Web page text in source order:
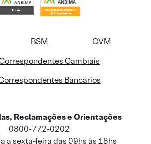
BSM
CVM
Cambiais
Bancários
Reclamações e Orientações
0800-772-0202
a sexta-feira das 09hs às 18hs